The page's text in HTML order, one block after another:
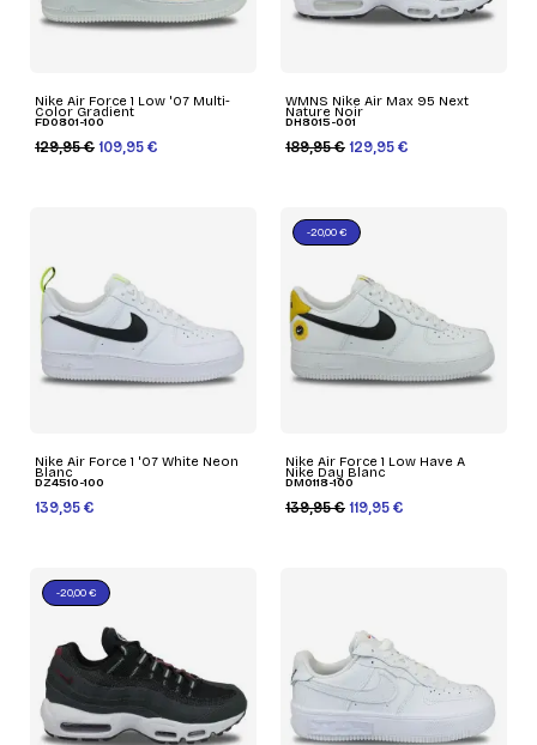
Nike Air Force 1 Low '07 Multi-
Color Gradient
FD0801-100
129,95 € 109,95 €
WMNS Nike Air Max 95 Next
Nature Noir
DH8015-001
189,95 € 129,95 €
Nike Air Force 1 '07 White Neon
Blanc
DZ4510-100
139,95 €
Nike Air Force 1 Low Have A
Nike Day Blanc
DM0118-100
139,95 € 119,95 €
-20,00 €
-20,00 €